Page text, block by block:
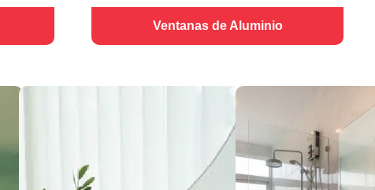
Ventanas de Aluminio